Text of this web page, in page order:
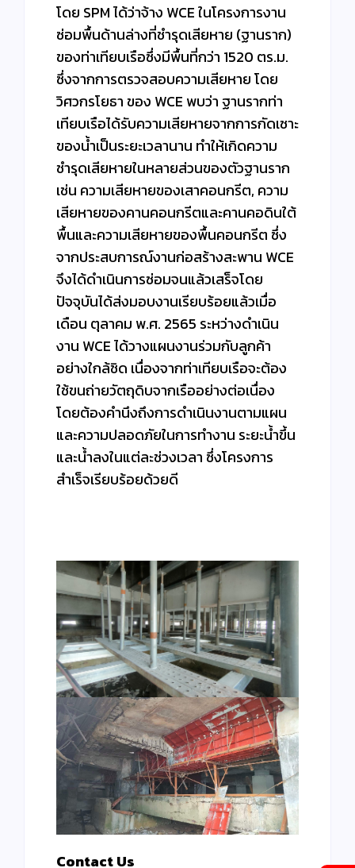
โดย SPM ได้ว่าจ้าง WCE ในโครงการงาน
ซ่อมพื้นด้านล่างที่ชำรุดเสียหาย (ฐานราก)
ของท่าเทียบเรือซึ่งมีพื้นที่กว่า 1520 ตร.ม.
ซึ่งจากการตรวจสอบความเสียหาย โดย
วิศวกรโยธา ของ WCE พบว่า ฐานรากท่า
เทียบเรือได้รับความเสียหายจากการกัดเซาะ
ของน้ำเป็นระยะเวลานาน ทำให้เกิดความ
ชำรุดเสียหายในหลายส่วนของตัวฐานราก
เช่น ความเสียหายของเสาคอนกรีต, ความ
เสียหายของคานคอนกรีตและคานคอดินใต้
พื้นและความเสียหายของพื้นคอนกรีต ซึ่ง
จากประสบการณ์งานก่อสร้างสะพาน WCE
จึงได้ดำเนินการซ่อมจนแล้วเสร็จโดย
ปัจจุบันได้ส่งมอบงานเรียบร้อยแล้วเมื่อ
เดือน ตุลาคม พ.ศ. 2565 ระหว่างดำเนิน
งาน WCE ได้วางแผนงานร่วมกับลูกค้า
อย่างใกล้ชิด เนื่องจากท่าเทียบเรือจะต้อง
ใช้ขนถ่ายวัตถุดิบจากเรืออย่างต่อเนื่อง
โดยต้องคำนึงถึงการดำเนินงานตามแผน
และความปลอดภัยในการทำงาน ระยะน้ำขึ้น
และน้ำลงในแต่ละช่วงเวลา ซึ่งโครงการ
สำเร็จเรียบร้อยด้วยดี
Contact Us